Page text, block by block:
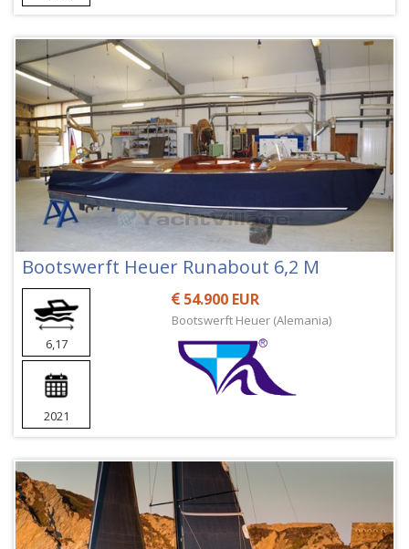
Bootswerft Heuer Runabout 6,2 M
6,17
2021
54.900 EUR
Bootswerft Heuer (Alemania)